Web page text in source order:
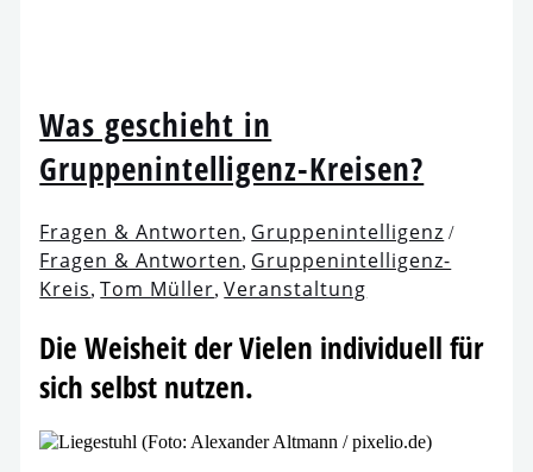
Was geschieht in
Gruppenintelligenz-Kreisen?
Fragen & Antworten, Gruppenintelligenz /
Fragen & Antworten, Gruppenintelligenz-
Kreis,Tom Müller,Veranstaltung
Die Weisheit der Vielen indi­vi­du­ell für
sich selbst nutzen.